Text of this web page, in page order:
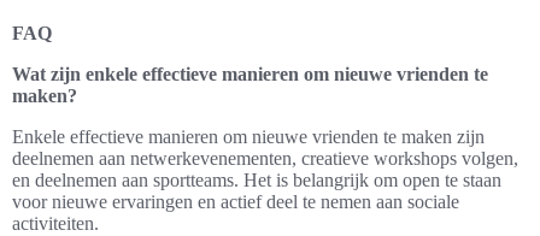
FAQ
Wat zijn enkele effectieve manieren om nieuwe vrienden te
maken?
Enkele effectieve manieren om nieuwe vrienden te maken zijn
deelnemen aan netwerkevenementen, creatieve workshops volgen,
en deelnemen aan sportteams. Het is belangrijk om open te staan
voor nieuwe ervaringen en actief deel te nemen aan sociale
activiteiten.